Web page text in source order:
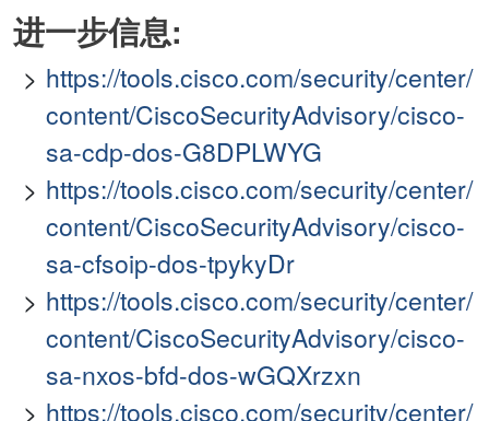
进一步信息:
https://tools.cisco.com/security/center/
content/CiscoSecurityAdvisory/cisco-
sa-cdp-dos-G8DPLWYG
https://tools.cisco.com/security/center/
content/CiscoSecurityAdvisory/cisco-
sa-cfsoip-dos-tpykyDr
https://tools.cisco.com/security/center/
content/CiscoSecurityAdvisory/cisco-
sa-nxos-bfd-dos-wGQXrzxn
https://tools.cisco.com/security/center/